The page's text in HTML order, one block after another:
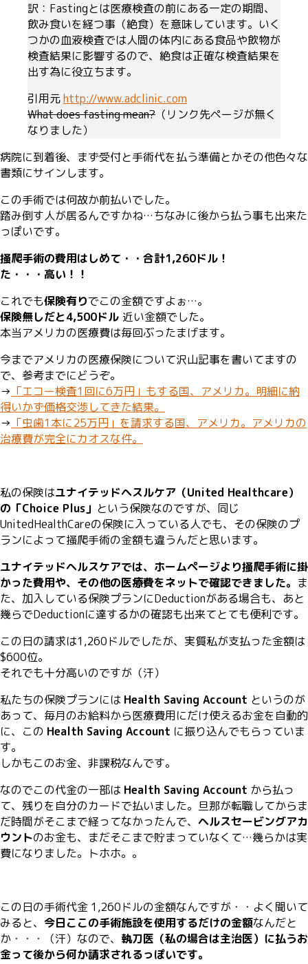
訳：Fastingとは医療検査の前にある一定の期間、
飲み食いを経つ事（絶食）を意味しています。いく
つかの血液検査では人間の体内にある食品や飲物が
検査結果に影響するので、絶食は正確な検査結果を
出す為に役立ちます。
引用元http://www.adclinic.com
What does fasting mean? （リンク先ページが無く
なりました）
病院に到着後、まず受付と手術代を払う準備とかその他色々な
書類にサインします。
この手術では何故か前払いでした。
踏み倒す人が居るんですかね…ちなみに後から払う事も出来た
っぽいです。
掻爬手術の費用はしめて・・合計1,260ドル！
た・・・高い！！
これでも保険有りでこの金額ですよぉ…。
保険無しだと4,500ドル 近い金額でした。
本当アメリカの医療費は毎回ぶったまげます。
今までアメリカの医療保険について沢山記事を書いてますの
で、参考までにどうぞ。
→ 「エコー検査1回に6万円」もする国、アメリカ。明細に納
得いかず価格交渉してきた結果。
→ 「虫歯1本に25万円」を請求する国、アメリカ。アメリカの
治療費が完全にカオスな件。
私の保険はユナイテッドヘスルケア（United Healthcare）
の「Choice Plus」 という保険なのですが、同じ
UnitedHealthCareの保険に入っている人でも、その保険のプ
ランによって掻爬手術の金額も違うんだと思います。
ユナイテッドヘルスケアでは、ホームページより掻爬手術に掛
かった費用や、その他の医療費をネットで確認できました。 ま
た、加入している保険プランにDeductionがある場合も、あと
幾らでDeductionに達するかの確認も出来てとても便利です。
この日の請求は1,260ドルでしたが、実質私が支払った金額は
$600位。
それでも十分高いのですが（汗）
私たちの保険プランには Health Saving Account というのが
あって、毎月のお給料から医療費用にだけ使えるお金を自動的
に、この Health Saving Account に振り込んでもらっていま
す。
しかもこのお金、非課税なんです。
なのでこの代金の一部は Health Saving Account から払っ
て、残りを自分のカードで払いました。旦那が転職してからま
だ時間がそこまで経ってなかったんで、 ヘルスセービングアカ
ウントのお金も、まだそこまで貯まっていなくて…幾らかは実
費になりました。トホホ。。
この日の手術代金 1,260ドルの金額なんですが・・よく聞いて
みると、 今日ここの手術施設を使用するだけの金額なんだと
か・・・（汗）なので、 執刀医（私の場合は主治医）に払うお
金って後から何か請求されるっぽいです。